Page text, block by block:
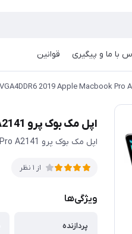
با ما و پیگیری قوانین
اپل مک بوک پرو 16INCH RAM16 VGA4DDR6 2019 Apple Macbook Pro A2141 تاچ بار
اپل مک بوک پرو 16INCH RAM32 VGA4DDR6 2019 Apple Macbook Pro A2141
از 1 نظر
ویژگی‌ها
پردازنده